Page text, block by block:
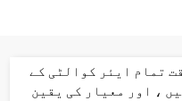
تمام ایئر کوالٹی کے
، اور معیار کی یقین